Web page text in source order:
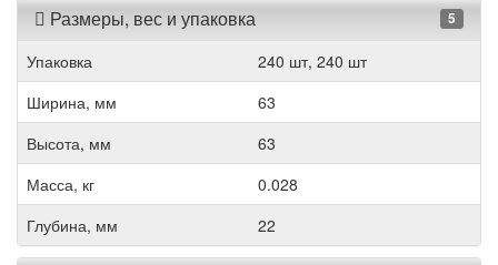
Размеры, вес и упаковка 5
Упаковка
240 шт, 240 шт
Ширина, мм
63
Высота, мм
63
Масса, кг
0.028
Глубина, мм
22